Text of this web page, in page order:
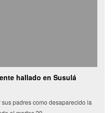
hallado en Susulá
padres como desaparecido la